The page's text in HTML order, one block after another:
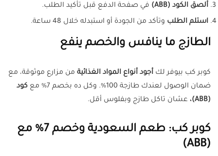
ألصق الكود (ABB) في صفحة الدفع قبل تأكيد الطلب.
استلم الطلب وتأكد من الجودة أو استبدله خلال 48 ساعة.
الطازج ما ينافس والخصم ينفع
كوبر كب بيوفر لك أجود أنواع المواد الغذائية من مزارع موثوقة، مع
ضمان الوصول لعندك طازجة 100%. وكل ده بخصم 7% مع
كود
(ABB)،
عشان تاكل طازج وبفلوس أقل.
كوبر كب: طعم السعودية وخصم 7% مع
(ABB)